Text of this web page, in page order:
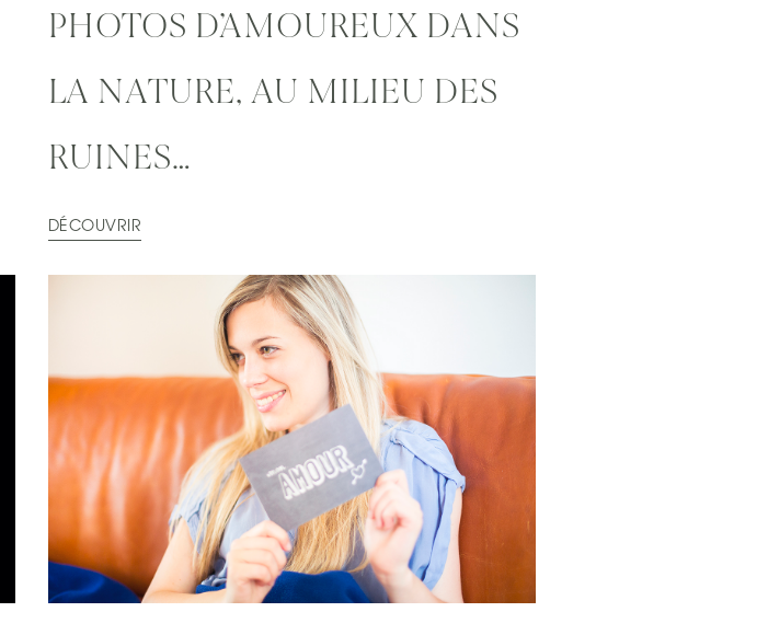
PHOTOS D’AMOUREUX DANS
LA NATURE, AU MILIEU DES
RUINES…
DÉCOUVRIR